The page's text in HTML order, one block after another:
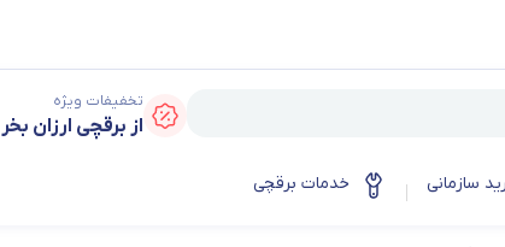
تخفیفات ویژه
از برقچی ارزان بخر
سازمانی خدمات برقچی